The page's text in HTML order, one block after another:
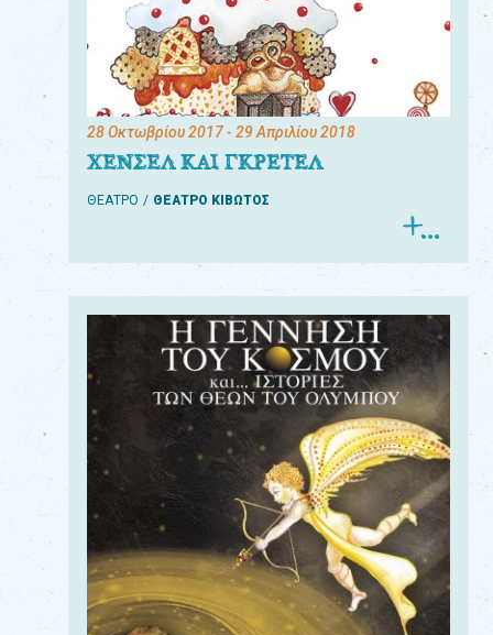
28 Οκτωβρίου 2017- 29 Απριλίου 2018
ΧΕΝΣΕΛ ΚΑΙ ΓΚΡΕΤΕΛ
ΘΕΑΤΡΟ ΘΕΑΤΡΟ ΚΙΒΩΤΟΣ